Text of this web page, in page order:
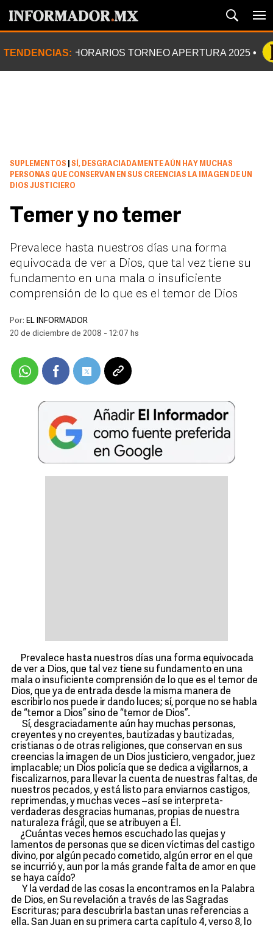
TENDENCIAS: HORARIOS TORNEO APERTURA 2025
SUPLEMENTOS
SÍ, DESGRACIADAMENTE AÚN HAY MUCHAS
PERSONAS QUE CONSERVAN EN SUS CREENCIAS LA IMAGEN DE UN
DIOS JUSTICIERO
Temer y no temer
Prevalece hasta nuestros días una forma
equivocada de ver a Dios, que tal vez tiene su
fundamento en una mala o insuficiente
comprensión de lo que es el temor de Dios
Por: EL INFORMADOR
20 de diciembre de 2008 - 12:07 hs
Prevalece hasta nuestros días una forma equivocada
de ver a Dios, que tal vez tiene su fundamento en una
mala o insuficiente comprensión de lo que es el temor de
Dios, que ya de entrada desde la misma manera de
escribirlo nos puede ir dando luces; sí, porque no se habla
de “temor a Dios” sino de “temor de Dios”.
Sí, desgraciadamente aún hay muchas personas,
creyentes y no creyentes, bautizadas y bautizadas,
cristianas o de otras religiones, que conservan en sus
creencias la imagen de un Dios justiciero, vengador, juez
implacable; un Dios policía que se dedica a vigilarnos, a
fiscalizarnos, para llevar la cuenta de nuestras faltas, de
nuestros pecados, y está listo para enviarnos castigos,
reprimendas, y muchas veces –así se interpreta-
verdaderas desgracias humanas, propias de nuestra
naturaleza frágil, que se atribuyen a Él.
¿Cuántas veces hemos escuchado las quejas y
lamentos de personas que se dicen víctimas del castigo
divino, por algún pecado cometido, algún error en el que
se incurrió y, aun por la más grande falta de amor en que
se haya caído?
Y la verdad de las cosas la encontramos en la Palabra
de Dios, en Su revelación a través de las Sagradas
Escrituras; para descubrirla bastan unas referencias a
ella. San Juan en su primera carta capítulo 4, verso 8, lo